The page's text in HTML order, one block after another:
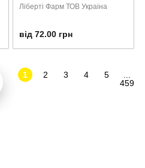
Ліберті Фарм ТОВ Украіна
від 72.00 грн
1 2 3 4 5
459